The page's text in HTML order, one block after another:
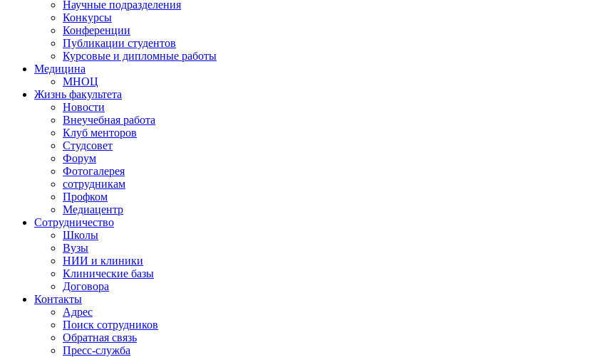
Научные подразделения
Конкурсы
Конференции
Публикации студентов
Курсовые и дипломные работы
Медицина
МНОЦ
Жизнь факультета
Новости
Внеучебная работа
Клуб менторов
Студсовет
Форум
Фотогалерея
сотрудникам
Профком
Медиацентр
Сотрудничество
Школы
Вузы
НИИ и клиники
Клинические базы
Договора
Контакты
Адрес
Поиск сотрудников
Обратная связь
Пресс-служба